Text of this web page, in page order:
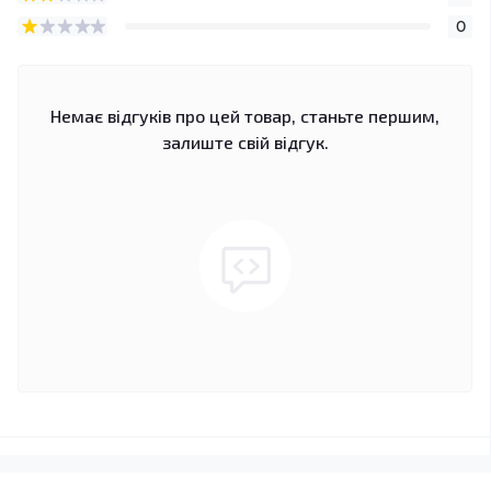
0
Немає відгуків про цей товар, станьте першим,
залиште свій відгук.